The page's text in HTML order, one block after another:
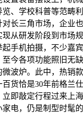
、学校科普等范畴
长三角市场，企业
从研发阶段到市场
手机拍摄，不少嘉
今各项功能照旧无
波炉。此中，热销
货恰是30年前格兰
即敲定行程过来上
电，仍是制型时髦